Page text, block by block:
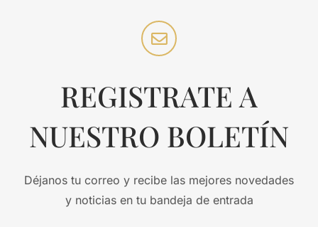
REGISTRATE A
NUESTRO BOLETÍN
Déjanos tu correo y recibe las mejores novedades
y noticias en tu bandeja de entrada